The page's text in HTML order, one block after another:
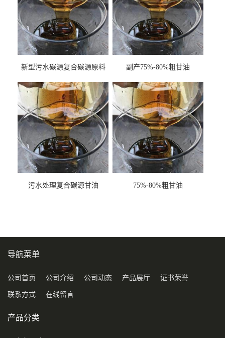
新型污水碳源复合碳源原料
副产75%-80%粗甘油
污水处理复合碳源甘油
75%-80%粗甘油
导航菜单
公司首页 公司介绍 公司动态 产品展厅 证书荣誉
联系方式 在线留言
产品分类